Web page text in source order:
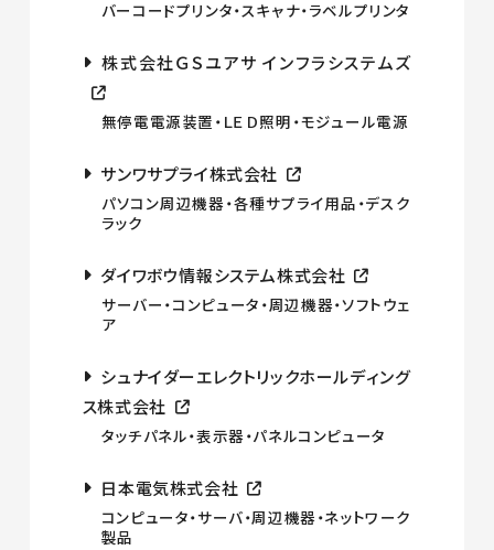
バーコードプリンタ・スキャナ・ラベルプリンタ
株式会社ＧＳユアサ インフラシステムズ
無停電電源装置・ＬＥＤ照明・モジュール電源
サンワサプライ株式会社
パソコン周辺機器・各種サプライ用品・デスク
ラック
ダイワボウ情報システム株式会社
サーバー・コンピュータ・周辺機器・ソフトウェ
ア
シュナイダーエレクトリックホールディング
ス株式会社
タッチパネル・表示器・パネルコンピュータ
日本電気株式会社
コンピュータ・サーバ・周辺機器・ネットワーク
製品